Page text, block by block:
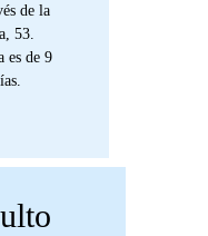
de la
53.
es de 9